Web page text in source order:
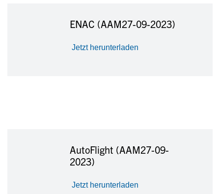
ENAC (AAM27-09-2023)
Jetzt herunterladen
AutoFlight (AAM27-09-
2023)
Jetzt herunterladen